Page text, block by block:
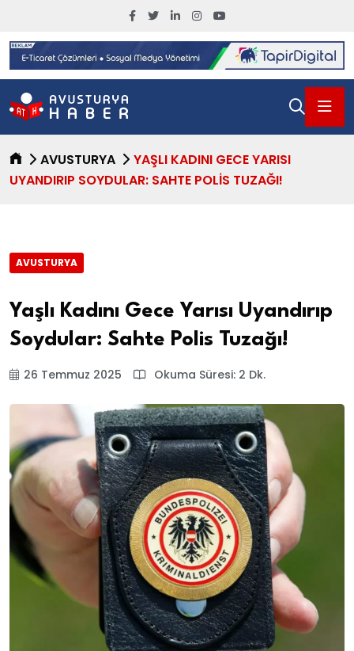
AVUSTURYA
YAŞLI KADINI GECE YARISI
UYANDIRIP SOYDULAR: SAHTE POLIS TUZAĞI!
AVUSTURYA
Yaşlı Kadını Gece Yarısı Uyandırıp
Soydular: Sahte Polis Tuzağı!
26 Temmuz 2025 Okuma Süresi: 2 Dk.